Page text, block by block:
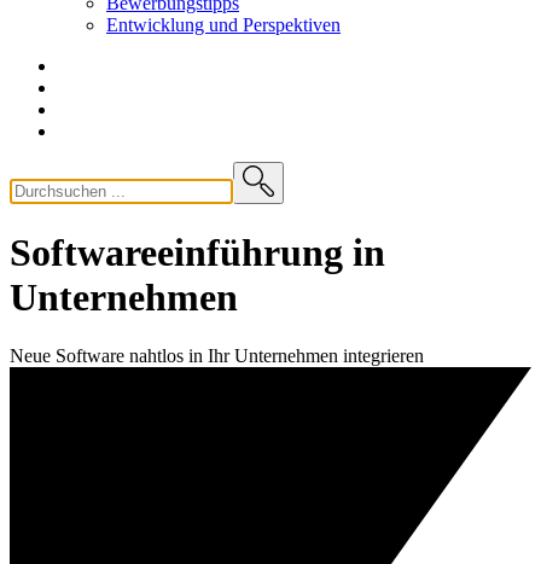
Entwicklung und Perspektiven
Softwareeinführung in
Unternehmen
Neue Software nahtlos in Ihr Unternehmen integrieren